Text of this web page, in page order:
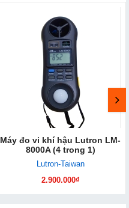
Máy đo vi khí hậu Lutron LM-
8000A (4 trong 1)
Lutron-Taiwan
2.900.000₫